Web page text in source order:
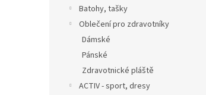
Batohy, tašky
Oblečení pro zdravotníky
Dámské
Pánské
Zdravotnické pláště
ACTIV - sport, dresy